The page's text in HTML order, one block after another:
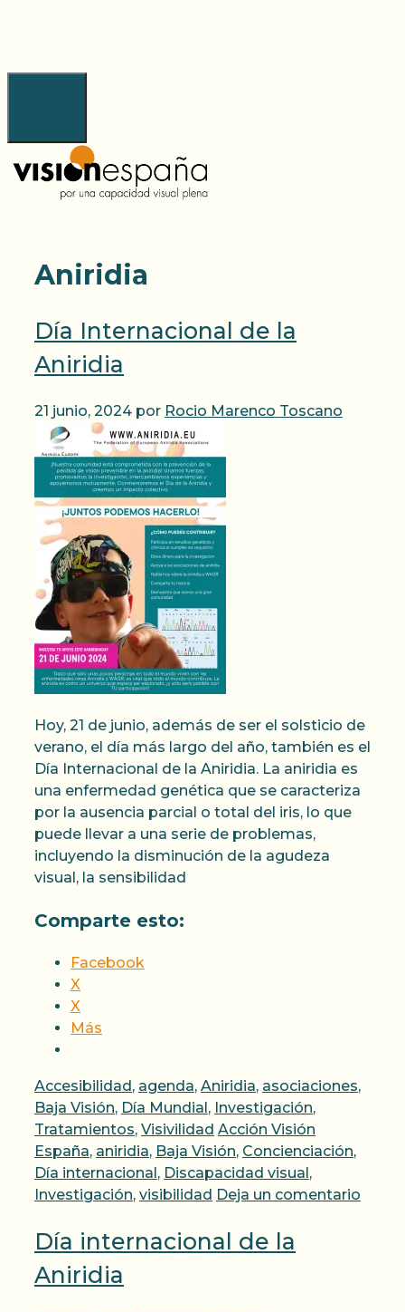
Aniridia
Día Internacional de la
Aniridia
21 junio, 2024 por Rocio Marenco Toscano
Hoy, 21 de junio, además de ser el solsticio de
verano, el día más largo del año, también es el
Día Internacional de la Aniridia. La aniridia es
una enfermedad genética que se caracteriza
por la ausencia parcial o total del iris, lo que
puede llevar a una serie de problemas,
incluyendo la disminución de la agudeza
visual, la sensibilidad
Comparte esto:
Facebook
X
X
Más
Categorías
Accesibilidad, agenda, Aniridia, asociaciones,
Baja Visión, Día Mundial, Investigación,
Tratamientos, Visivilidad Etiquetas
Acción Visión
España, aniridia, Baja Visión, Concienciación,
Día internacional, Discapacidad visual,
Investigación, visibilidad Deja un comentario
Día internacional de la
Aniridia